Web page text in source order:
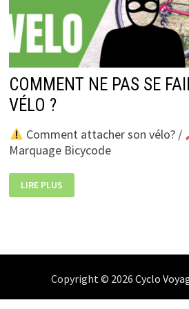
COMMENT NE PAS SE
VÉLO ?
Comment attacher son vélo? /
Marquage Bicycode
COMMENT
NE
PAS
?
LIRE PLUS
Copyright © 2026 Cyclo